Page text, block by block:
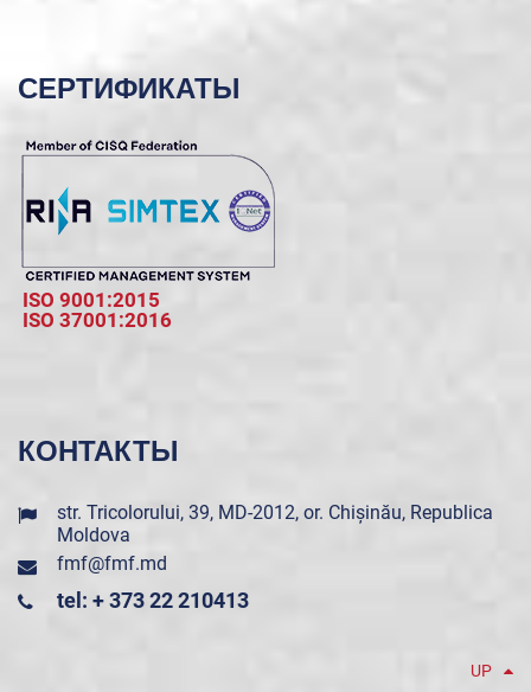
СЕРТИФИКАТЫ
ISO 9001:2015
ISO 37001:2016
КОНТАКТЫ
str. Tricolorului, 39, MD-2012, or. Chișinău, Republica
Moldova
fmf@fmf.md
tel: + 373 22 210413
UP